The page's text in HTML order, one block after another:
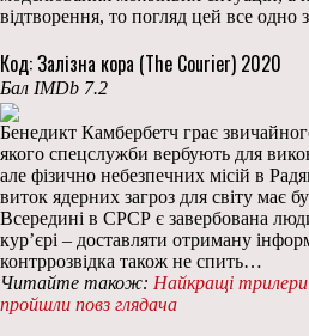
відтворення, то погляд цей все одно
Код: Залізна кора (The Courier) 2020
Бал IMDb 7.2
Бенедикт Камбербетч грає
якого спецслужби вербують для
але фізично небезпечних місій в
виток ядерних загроз для світу має
Всередині в СРСР є завербована
кур’єрі – доставляти отриману
контррозвідка також не спить…
Читайте також: Найкращі трилери
пройшли повз глядача